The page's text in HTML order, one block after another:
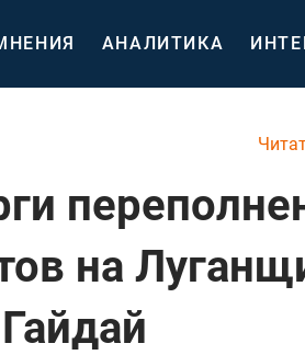
АНАЛИТИКА
на